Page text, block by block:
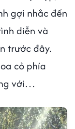
gợi nhắc đến
diễn và
trước đây.
cỏ phía
với…